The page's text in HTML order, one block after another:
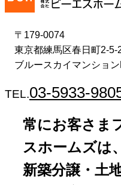
〒179-0074
東京都練馬区春日町2-5-
ブルースカイマンショ
TEL.03-5933-
常にお客さま
スホームズは
新築分譲・土